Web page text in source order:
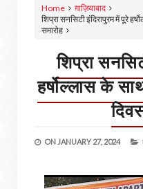
Home
ग़ाज़ियाबाद
शिप्रा सनसिटी इंदिरापुरम में पूरे
समारोह
शिप्रा
हर्षोल्लास के
ON JANUARY 27, 2024